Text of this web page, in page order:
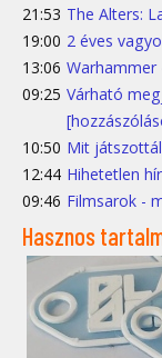
21:53 The Alters:
19:00 2 éves
13:06 Warhammer
09:25 Várható
10:50 Mit
12:44 Hihetetlen
09:46 Filmsarok -
Hasznos